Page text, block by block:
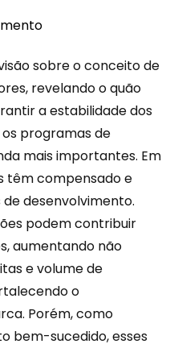
sobre o conceito de
revelando o quão
a estabilidade dos
os programas de
mais importantes. Em
têm compensado e
desenvolvimento.
podem contribuir
aumentando não
e volume de
o
Porém, como
bem-sucedido, esses